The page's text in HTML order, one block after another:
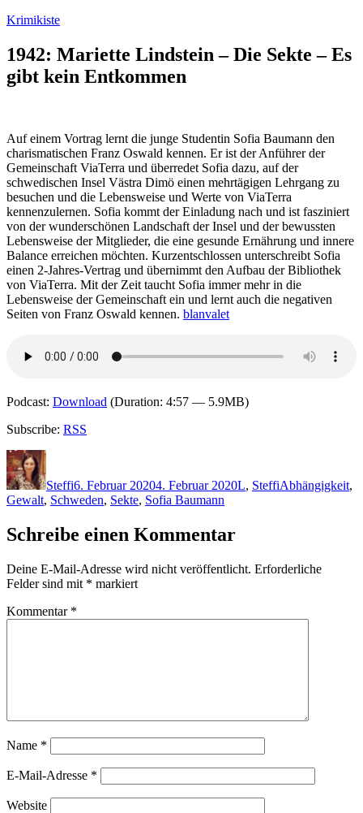
Zum
springen
Krimikiste
1942: Mariette Lindstein – Die Sekte – Es
gibt kein Entkommen
Auf einem Vortrag lernt die junge Studentin Sofia Baumann den
charismatischen Franz Oswald kennen. Er ist der Anführer der
Gemeinschaft ViaTerra und überredet Sofia dazu, auf der
schwedischen Insel Västra Dimö einen mehrtägigen Lehrgang zu
besuchen und die Lebensweise und Werte von ViaTerra
kennenzulernen. Sofia kommt der Einladung nach und ist fasziniert
von der wunderschönen Landschaft der Insel und der bewussten
Lebensweise der Mitglieder, die eine gesunde Ernährung und innere
Balance erreichen möchten. Kurzentschlossen unterschreibt Sofia
einen 2-Jahres-Vertrag und übernimmt den Aufbau der Bibliothek
von ViaTerra. Mit der Zeit taucht Sofia immer mehr in die
Lebensweise der Gemeinschaft ein und lernt auch die negativen
Seiten von Franz Oswald kennen. blanvalet
Podcast: Download (Duration: 4:57 — 5.9MB)
Subscribe: RSS
Autor
Steffi6. Februar 20204. Februar 2020L, SteffiAbhängigkeit,
Gewalt, Schweden, Sekte, Sofia Baumann
Schreibe einen Kommentar
Deine E-Mail-Adresse wird nicht veröffentlicht. Erforderliche
Felder sind mit * markiert
Kommentar *
Name *
E-Mail-Adresse *
Website